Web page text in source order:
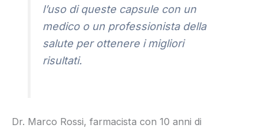
l’uso di queste capsule con un
medico o un professionista della
salute per ottenere i migliori
risultati.
Dr. Marco Rossi, farmacista con 10 anni di